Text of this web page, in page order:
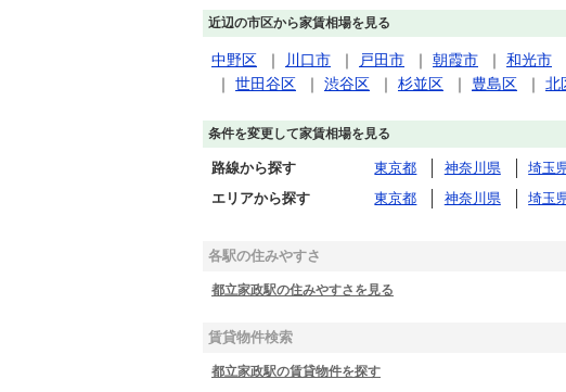
近辺の市区から家賃相場を見る
中野区 ｜ 川口市 ｜ 戸田市 ｜ 朝霞市 ｜ 和光市
｜ 世田谷区 ｜ 渋谷区 ｜ 杉並区 ｜ 豊島区 ｜ 北
条件を変更して家賃相場を見る
路線から探す 東京都 神奈川県 埼玉
エリアから探す
東京都 神奈川県 埼玉
各駅の住みやすさ
都立家政駅の住みやすさを見る
賃貸物件検索
都立家政駅の賃貸物件を探す